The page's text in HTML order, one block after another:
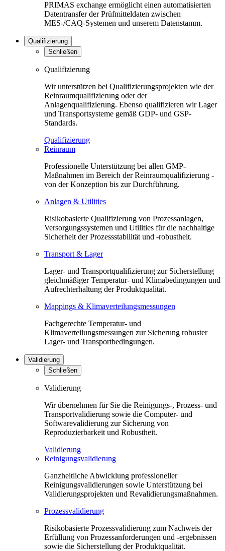
PRIMAS exchange ermöglicht einen automatisierten
Datentransfer der Prüfmitteldaten zwischen
MES-/CAQ-Systemen und unserem Datenstamm.
Qualifizierung
Schließen
Qualifizierung
Wir unterstützen bei Qualifizierungsprojekten wie der
Reinraumqualifizierung oder der
Anlagenqualifizierung. Ebenso qualifizieren wir Lager
und Transportsysteme gemäß GDP- und GSP-
Standards.
Qualifizierung
Reinraum
Professionelle Unterstützung bei allen GMP-
Maßnahmen im Bereich der Reinraumqualifizierung -
von der Konzeption bis zur Durchführung.
Anlagen & Utilities
Risikobasierte Qualifizierung von Prozessanlagen,
Versorgungssystemen und Utilities für die nachhaltige
Sicherheit der Prozessstabilität und -robustheit.
Transport & Lager
Lager- und Transportqualifizierung zur Sicherstellung
gleichmäßiger Temperatur- und Klimabedingungen und
Aufrechterhaltung der Produktqualität.
Mappings & Klimaverteilungsmessungen
Fachgerechte Temperatur- und
Klimaverteilungsmessungen zur Sicherung robuster
Lager- und Transportbedingungen.
Validierung
Schließen
Validierung
Wir übernehmen für Sie die Reinigungs-, Prozess- und
Transportvalidierung sowie die Computer- und
Softwarevalidierung zur Sicherung von
Reproduzierbarkeit und Robustheit.
Validierung
Reinigungsvalidierung
Ganzheitliche Abwicklung professioneller
Reinigungsvalidierungen sowie Unterstützung bei
Validierungsprojekten und Revalidierungsmaßnahmen.
Prozessvalidierung
Risikobasierte Prozessvalidierung zum Nachweis der
Erfüllung von Prozessanforderungen und -ergebnissen
sowie die Sicherstellung der Produktqualität.